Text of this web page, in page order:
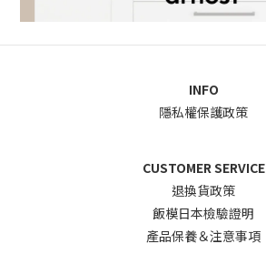
INFO
隱私權保護政策
CUSTOMER SERVICE
退換貨政策
飯模日本檢驗證明
產品保養＆注意事項